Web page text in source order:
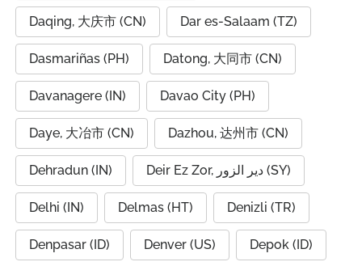
Daqing, 大庆市 (CN) Dar es-Salaam (TZ)
Dasmariñas (PH) Datong, 大同市 (CN)
Davanagere (IN) Davao City (PH)
Daye, 大冶市 (CN) Dazhou, 达州市 (CN)
Dehradun (IN) Deir Ez Zor, دير الزور (SY)
Delhi (IN) Delmas (HT) Denizli (TR)
Denpasar (ID) Denver (US) Depok (ID)